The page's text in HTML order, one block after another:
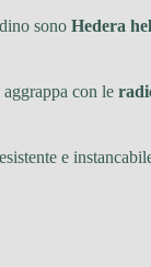
sono Hedera
con le
e